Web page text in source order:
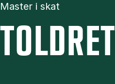
Master i skat
TOL­DRET